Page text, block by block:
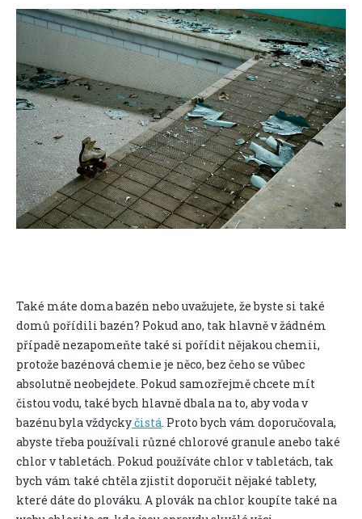
Také máte doma bazén nebo uvažujete, že byste si také
domů pořídili bazén? Pokud ano, tak hlavně v žádném
případě nezapomeňte také si pořídit nějakou chemii,
protože bazénová chemie je něco, bez čeho se vůbec
absolutně neobejdete. Pokud samozřejmě chcete mít
čistou vodu, také bych hlavně dbala na to, aby voda v
bazénu byla vždyckyčistá. Proto bych vám doporučovala,
abyste třeba používali různé chlorové granule anebo také
chlor v tabletách. Pokud používáte chlor v tabletách, tak
bych vám také chtěla zjistit doporučit nějaké tablety,
které dáte do plováku. A plovák na chlor koupíte také na